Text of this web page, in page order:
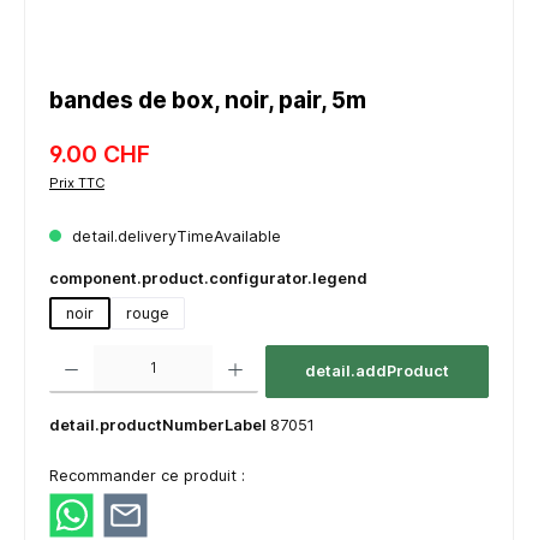
bandes de box, noir, pair, 5m
9.00 CHF
Prix TTC
detail.deliveryTimeAvailable
component.product.configurator.legend
noir
rouge
detail.addProduct
detail.productNumberLabel 87051
Recommander ce produit :